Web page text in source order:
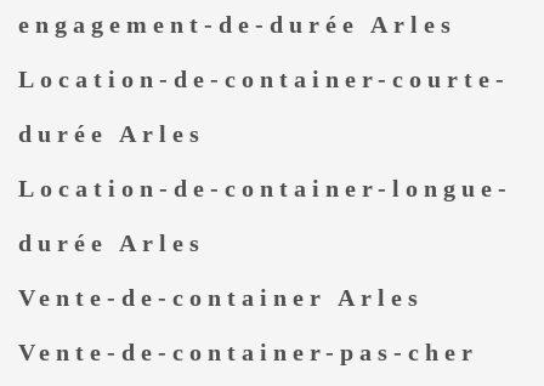
engagement-de-durée Arles
Location-de-container-courte-
durée Arles
Location-de-container-longue-
durée Arles
Vente-de-container Arles
Vente-de-container-pas-cher